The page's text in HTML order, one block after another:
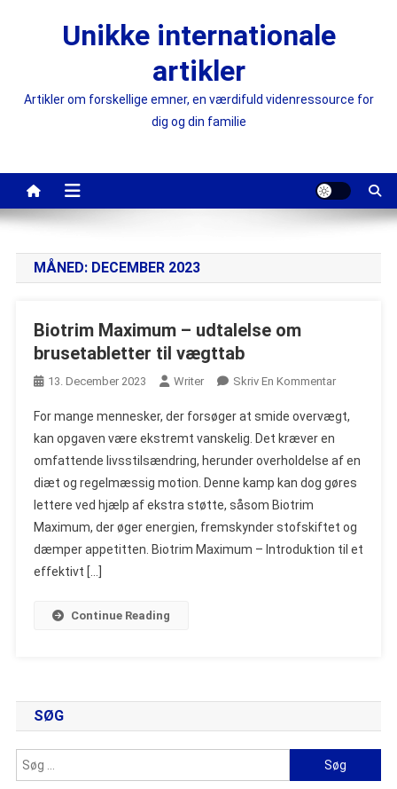
Unikke internationale
artikler
Artikler om forskellige emner, en værdifuld videnressource for
dig og din familie
MÅNED: DECEMBER 2023
Biotrim Maximum – udtalelse om
brusetabletter til vægttab
13. December 2023 Writer Skriv En KommentarOn
Maximum
Udtalelse
Om
Til
Vægttab
For mange mennesker, der forsøger at smide overvægt,
kan opgaven være ekstremt vanskelig. Det kræver en
omfattende livsstilsændring, herunder overholdelse af en
diæt og regelmæssig motion. Denne kamp kan dog gøres
lettere ved hjælp af ekstra støtte, såsom Biotrim
Maximum, der øger energien, fremskynder stofskiftet og
dæmper appetitten. Biotrim Maximum – Introduktion til et
effektivt […]
Continue Reading
SØG
efter: